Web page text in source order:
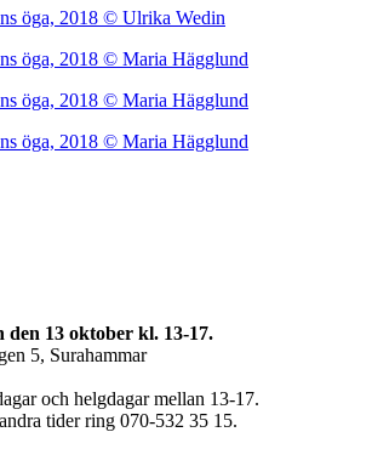
den 13 oktober kl. 13-17.
5, Surahammar
och helgdagar mellan 13-17.
tider ring 070-532 35 15.